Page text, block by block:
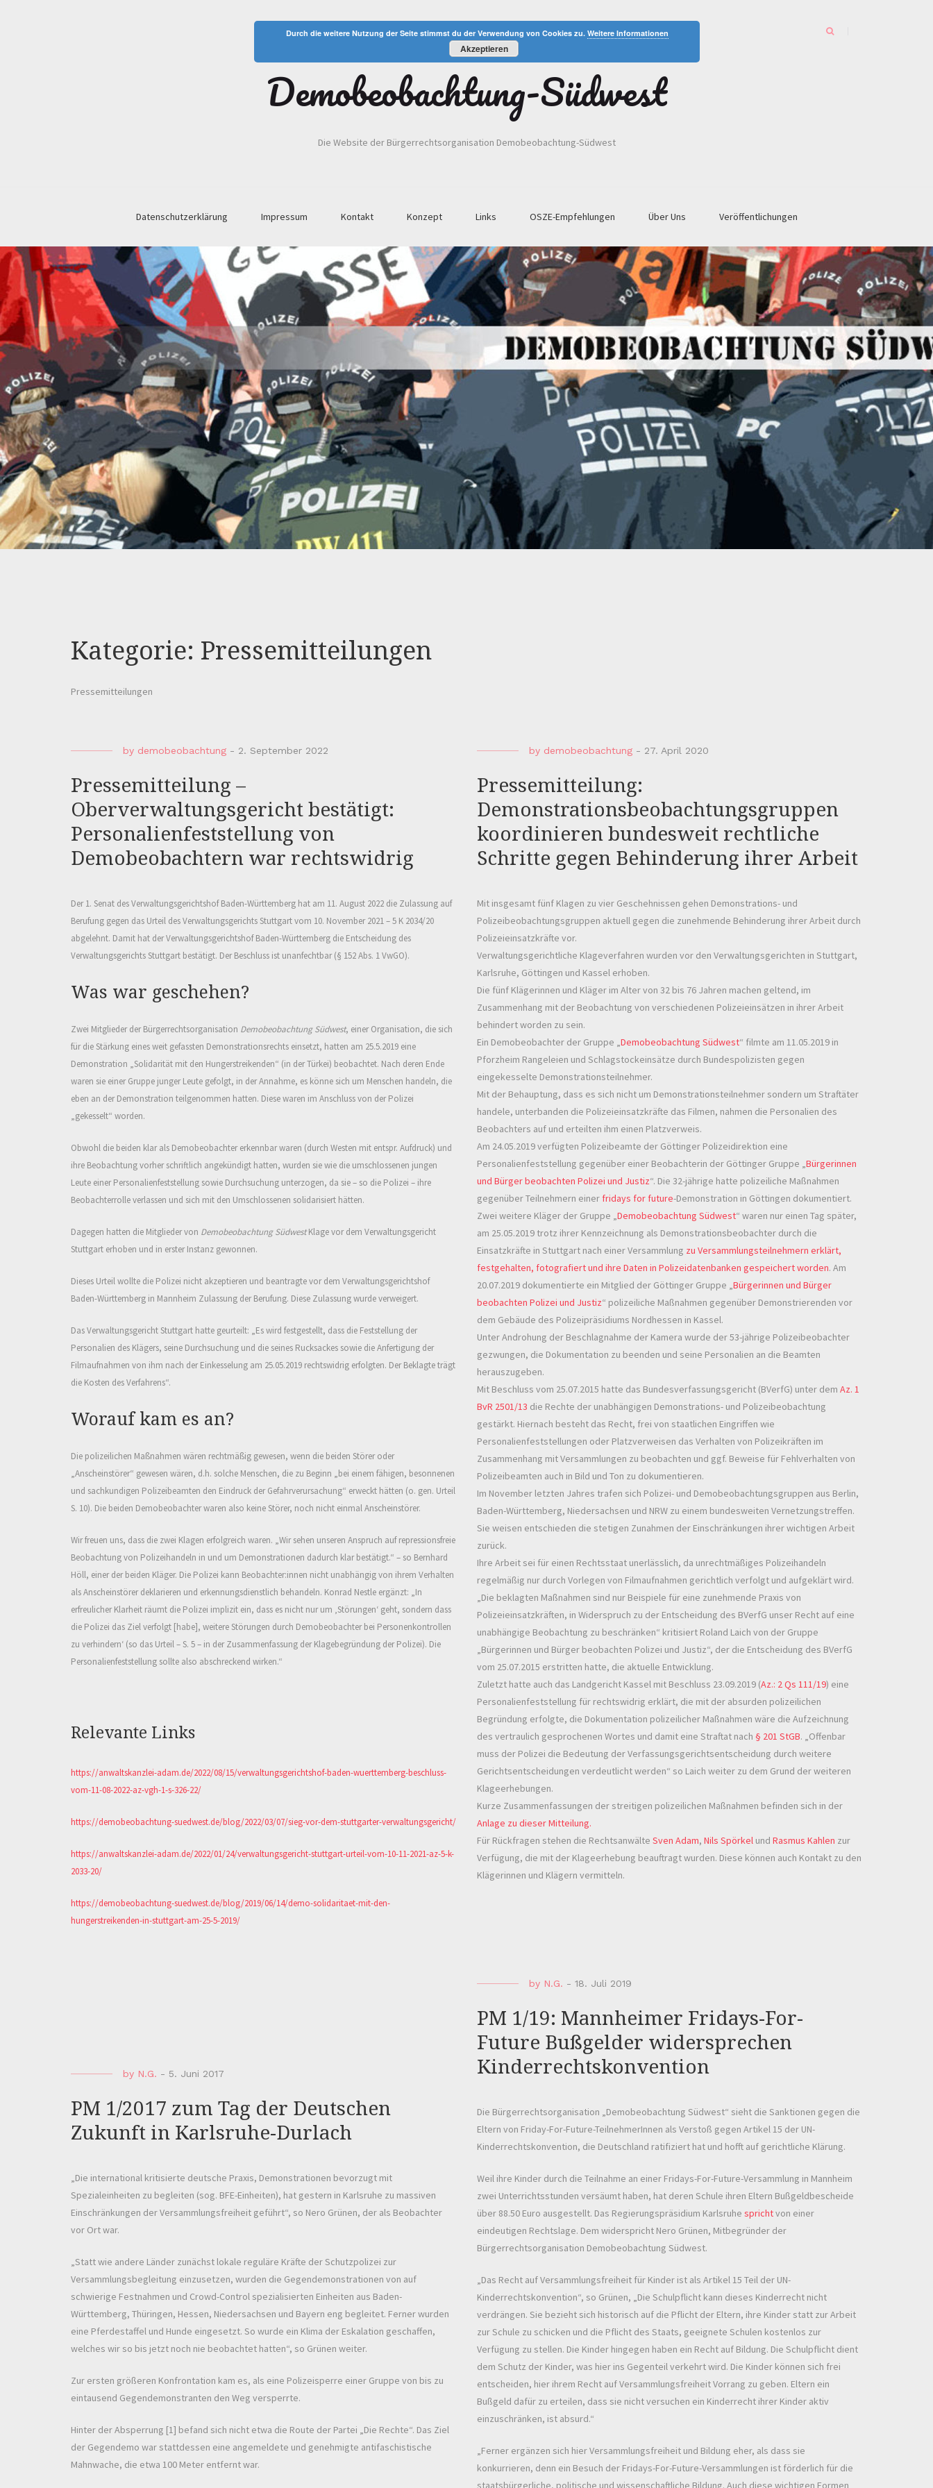
Demobeobachtung-Südwest
Die Website der Bürgerrechtsorganisation Demobeobachtung-Südwest
Datenschutzerklärung Impressum Kontakt Konzept Links OSZE-Empfehlungen Über Uns Veröffentlichungen
Kategorie: Pressemitteilungen
Pressemitteilungen
by demobeobachtung - 2. September 2022
Pressemitteilung –
Oberverwaltungsgericht bestätigt:
Personalienfeststellung von
Demobeobachtern war rechtswidrig
Der 1. Senat des Verwaltungsgerichtshof Baden-Württemberg hat am 11. August 2022 die Zulassung auf
Berufung gegen das Urteil des Verwaltungsgerichts Stuttgart vom 10. November 2021 – 5 K 2034/20
abgelehnt. Damit hat der Verwaltungsgerichtshof Baden-Württemberg die Entscheidung des
Verwaltungsgerichts Stuttgart bestätigt. Der Beschluss ist unanfechtbar (§ 152 Abs. 1 VwGO).
Was war geschehen?
Zwei Mitglieder der Bürgerrechtsorganisation Demobeobachtung Südwest, einer Organisation, die sich
für die Stärkung eines weit gefassten Demonstrationsrechts einsetzt, hatten am 25.5.2019 eine
Demonstration „Solidarität mit den Hungerstreikenden“ (in der Türkei) beobachtet. Nach deren Ende
waren sie einer Gruppe junger Leute gefolgt, in der Annahme, es könne sich um Menschen handeln, die
eben an der Demonstration teilgenommen hatten. Diese waren im Anschluss von der Polizei
„gekesselt“ worden.
Obwohl die beiden klar als Demobeobachter erkennbar waren (durch Westen mit entspr. Aufdruck) und
ihre Beobachtung vorher schriftlich angekündigt hatten, wurden sie wie die umschlossenen jungen
Leute einer Personalienfeststellung sowie Durchsuchung unterzogen, da sie – so die Polizei – ihre
Beobachterrolle verlassen und sich mit den Umschlossenen solidarisiert hätten.
Dagegen hatten die Mitglieder von Demobeobachtung SüdwestKlage vor dem Verwaltungsgericht
Stuttgart erhoben und in erster Instanz gewonnen.
Dieses Urteil wollte die Polizei nicht akzeptieren und beantragte vor dem Verwaltungsgerichtshof
Baden-Württemberg in Mannheim Zulassung der Berufung. Diese Zulassung wurde verweigert.
Das Verwaltungsgericht Stuttgart hatte geurteilt: „Es wird festgestellt, dass die Feststellung der
Personalien des Klägers, seine Durchsuchung und die seines Rucksackes sowie die Anfertigung der
Filmaufnahmen von ihm nach der Einkesselung am 25.05.2019 rechtswidrig erfolgten. Der Beklagte trägt
die Kosten des Verfahrens“.
Worauf kam es an?
Die polizeilichen Maßnahmen wären rechtmäßig gewesen, wenn die beiden Störer oder
„Anscheinstörer“ gewesen wären, d.h. solche Menschen, die zu Beginn „bei einem fähigen, besonnenen
und sachkundigen Polizeibeamten den Eindruck der Gefahrverursachung“ erweckt hätten (o. gen. Urteil
S. 10). Die beiden Demobeobachter waren also keine Störer, noch nicht einmal Anscheinstörer.
Wir freuen uns, dass die zwei Klagen erfolgreich waren. „Wir sehen unseren Anspruch auf repressionsfreie
Beobachtung von Polizeihandeln in und um Demonstrationen dadurch klar bestätigt.“ – so Bernhard
Höll, einer der beiden Kläger. Die Polizei kann Beobachter:innen nicht unabhängig von ihrem Verhalten
als Anscheinstörer deklarieren und erkennungsdienstlich behandeln. Konrad Nestle ergänzt: „In
erfreulicher Klarheit räumt die Polizei implizit ein, dass es nicht nur um ‚Störungen‘ geht, sondern dass
die Polizei das Ziel verfolgt [habe], weitere Störungen durch Demobeobachterbei Personenkontrollen
zu verhindern‘ (so das Urteil – S. 5 – in der Zusammenfassung der Klagebegründung der Polizei). Die
Personalienfeststellung sollte also abschreckend wirken.“
Relevante Links
https://anwaltskanzlei-adam.de/2022/08/15/verwaltungsgerichtshof-baden-wuerttemberg-beschluss-
vom-11-08-2022-az-vgh-1-s-326-22/
https://demobeobachtung-suedwest.de/blog/2022/03/07/sieg-vor-dem-stuttgarter-verwaltungsgericht/
https://anwaltskanzlei-adam.de/2022/01/24/verwaltungsgericht-stuttgart-urteil-vom-10-11-2021-az-5-k-
2033-20/
https://demobeobachtung-suedwest.de/blog/2019/06/14/demo-solidaritaet-mit-den-
hungerstreikenden-in-stuttgart-am-25-5-2019/
by demobeobachtung - 27. April 2020
Pressemitteilung:
Demonstrationsbeobachtungsgruppen
koordinieren bundesweit rechtliche
Schritte gegen Behinderung ihrer Arbeit
Mit insgesamt fünf Klagen zu vier Geschehnissen gehen Demonstrations- und
Polizeibeobachtungsgruppen aktuell gegen die zunehmende Behinderung ihrer Arbeit durch
Polizeieinsatzkräfte vor.
Verwaltungsgerichtliche Klageverfahren wurden vor den Verwaltungsgerichten in Stuttgart,
Karlsruhe, Göttingen und Kassel erhoben.
Die fünf Klägerinnen und Kläger im Alter von 32 bis 76 Jahren machen geltend, im
Zusammenhang mit der Beobachtung von verschiedenen Polizeieinsätzen in ihrer Arbeit
behindert worden zu sein.
Ein Demobeobachter der Gruppe „Demobeobachtung Südwest“ filmte am 11.05.2019 in
Pforzheim Rangeleien und Schlagstockeinsätze durch Bundespolizisten gegen
eingekesselte Demonstrationsteilnehmer.
Mit der Behauptung, dass es sich nicht um Demonstrationsteilnehmer sondern um Straftäter
handele, unterbanden die Polizeieinsatzkräfte das Filmen, nahmen die Personalien des
Beobachters auf und erteilten ihm einen Platzverweis.
Am 24.05.2019 verfügten Polizeibeamte der Göttinger Polizeidirektion eine
Personalienfeststellung gegenüber einer Beobachterin der Göttinger Gruppe „Bürgerinnen
und Bürger beobachten Polizei und Justiz“. Die 32-jährige hatte polizeiliche Maßnahmen
gegenüber Teilnehmern einer fridays for future-Demonstration in Göttingen dokumentiert.
Zwei weitere Kläger der Gruppe „Demobeobachtung Südwest“ waren nur einen Tag später,
am 25.05.2019 trotz ihrer Kennzeichnung als Demonstrationsbeobachter durch die
Einsatzkräfte in Stuttgart nach einer Versammlung zu Versammlungsteilnehmern erklärt,
festgehalten, fotografiert und ihre Daten in Polizeidatenbanken gespeichert worden. Am
20.07.2019 dokumentierte ein Mitglied der Göttinger Gruppe „Bürgerinnen und Bürger
beobachten Polizei und Justiz“ polizeiliche Maßnahmen gegenüber Demonstrierenden vor
dem Gebäude des Polizeipräsidiums Nordhessen in Kassel.
Unter Androhung der Beschlagnahme der Kamera wurde der 53-jährige Polizeibeobachter
gezwungen, die Dokumentation zu beenden und seine Personalien an die Beamten
herauszugeben.
Mit Beschluss vom 25.07.2015 hatte das Bundesverfassungsgericht (BVerfG) unter dem Az. 1
BvR 2501/13 die Rechte der unabhängigen Demonstrations- und Polizeibeobachtung
gestärkt. Hiernach besteht das Recht, frei von staatlichen Eingriffen wie
Personalienfeststellungen oder Platzverweisen das Verhalten von Polizeikräften im
Zusammenhang mit Versammlungen zu beobachten und ggf. Beweise für Fehlverhalten von
Polizeibeamten auch in Bild und Ton zu dokumentieren.
Im November letzten Jahres trafen sich Polizei- und Demobeobachtungsgruppen aus Berlin,
Baden-Württemberg, Niedersachsen und NRW zu einem bundesweiten Vernetzungstreffen.
Sie weisen entschieden die stetigen Zunahmen der Einschränkungen ihrer wichtigen Arbeit
zurück.
Ihre Arbeit sei für einen Rechtsstaat unerlässlich, da unrechtmäßiges Polizeihandeln
regelmäßig nur durch Vorlegen von Filmaufnahmen gerichtlich verfolgt und aufgeklärt wird.
„Die beklagten Maßnahmen sind nur Beispiele für eine zunehmende Praxis von
Polizeieinsatzkräften, in Widerspruch zu der Entscheidung des BVerfG unser Recht auf eine
unabhängige Beobachtung zu beschränken“ kritisiert Roland Laich von der Gruppe
„Bürgerinnen und Bürger beobachten Polizei und Justiz“, der die Entscheidung des BVerfG
vom 25.07.2015 erstritten hatte, die aktuelle Entwicklung.
Zuletzt hatte auch das Landgericht Kassel mit Beschluss 23.09.2019 (Az.: 2 Qs 111/19) eine
Personalienfeststellung für rechtswidrig erklärt, die mit der absurden polizeilichen
Begründung erfolgte, die Dokumentation polizeilicher Maßnahmen wäre die Aufzeichnung
des vertraulich gesprochenen Wortes und damit eine Straftat nach § 201 StGB. „Offenbar
muss der Polizei die Bedeutung der Verfassungsgerichtsentscheidung durch weitere
Gerichtsentscheidungen verdeutlicht werden“ so Laich weiter zu dem Grund der weiteren
Klageerhebungen.
Kurze Zusammenfassungen der streitigen polizeilichen Maßnahmen befinden sich in der
Anlage zu dieser Mitteilung.
Für Rückfragen stehen die Rechtsanwälte Sven Adam, Nils Spörkel und Rasmus Kahlen zur
Verfügung, die mit der Klageerhebung beauftragt wurden. Diese können auch Kontakt zu den
Klägerinnen und Klägern vermitteln.
by N.G. - 18. Juli 2019
PM 1/19: Mannheimer Fridays-For-
Future Bußgelder widersprechen
Kinderrechtskonvention
Die Bürgerrechtsorganisation „Demobeobachtung Südwest“ sieht die Sanktionen gegen die
Eltern von Friday-For-Future-TeilnehmerInnen als Verstoß gegen Artikel 15 der UN-
Kinderrechtskonvention, die Deutschland ratifiziert hat und hofft auf gerichtliche Klärung.
Weil ihre Kinder durch die Teilnahme an einer Fridays-For-Future-Versammlung in Mannheim
zwei Unterrichtsstunden versäumt haben, hat deren Schule ihren Eltern Bußgeldbescheide
über 88.50 Euro ausgestellt. Das Regierungspräsidium Karlsruhe sprichtvon einer
eindeutigen Rechtslage. Dem widerspricht Nero Grünen, Mitbegründer der
Bürgerrechtsorganisation Demobeobachtung Südwest.
„Das Recht auf Versammlungsfreiheit für Kinder ist als Artikel 15 Teil der UN-
Kinderrechtskonvention“, so Grünen, „Die Schulpflicht kann dieses Kinderrecht nicht
verdrängen. Sie bezieht sich historisch auf die Pflicht der Eltern, ihre Kinder statt zur Arbeit
zur Schule zu schicken und die Pflicht des Staats, geeignete Schulen kostenlos zur
Verfügung zu stellen. Die Kinder hingegen haben ein Recht auf Bildung. Die Schulpflicht dient
dem Schutz der Kinder, was hier ins Gegenteil verkehrt wird. Die Kinder können sich frei
entscheiden, hier ihrem Recht auf Versammlungsfreiheit Vorrang zu geben. Eltern ein
Bußgeld dafür zu erteilen, dass sie nicht versuchen ein Kinderrecht ihrer Kinder aktiv
einzuschränken, ist absurd.“
„Ferner ergänzen sich hier Versammlungsfreiheit und Bildung eher, als dass sie
konkurrieren, denn ein Besuch der Fridays-For-Future-Versammlungen ist förderlich für die
staatsbürgerliche, politische und wissenschaftliche Bildung. Auch diese wichtigen Formen
by N.G. - 5. Juni 2017
PM 1/2017 zum Tag der Deutschen
Zukunft in Karlsruhe-Durlach
„Die international kritisierte deutsche Praxis, Demonstrationen bevorzugt mit
Spezialeinheiten zu begleiten (sog. BFE-Einheiten), hat gestern in Karlsruhe zu massiven
Einschränkungen der Versammlungsfreiheit geführt“, so Nero Grünen, der als Beobachter
vor Ort war.
„Statt wie andere Länder zunächst lokale reguläre Kräfte der Schutzpolizei zur
Versammlungsbegleitung einzusetzen, wurden die Gegendemonstrationen von auf
schwierige Festnahmen und Crowd-Control spezialisierten Einheiten aus Baden-
Württemberg, Thüringen, Hessen, Niedersachsen und Bayern eng begleitet. Ferner wurden
eine Pferdestaffel und Hunde eingesetzt. So wurde ein Klima der Eskalation geschaffen,
welches wir so bis jetzt noch nie beobachtet hatten“, so Grünen weiter.
Zur ersten größeren Konfrontation kam es, als eine Polizeisperre einer Gruppe von bis zu
eintausend Gegendemonstranten den Weg versperrte.
Hinter der Absperrung [1] befand sich nicht etwa die Route der Partei „Die Rechte“. Das Ziel
der Gegendemo war stattdessen eine angemeldete und genehmigte antifaschistische
Mahnwache, die etwa 100 Meter entfernt war.
Durch die weitere Nutzung der Seite stimmst du der Verwendung von Cookies zu. Weitere Informationen
Akzeptieren